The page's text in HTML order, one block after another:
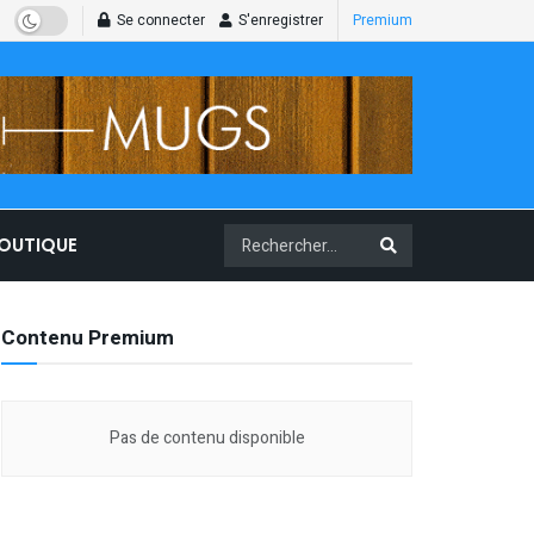
Se connecter S'enregistrer Premium
Contenu Premium
Pas de contenu disponible